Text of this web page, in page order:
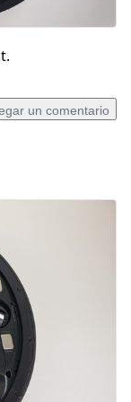
un comentario
comentario